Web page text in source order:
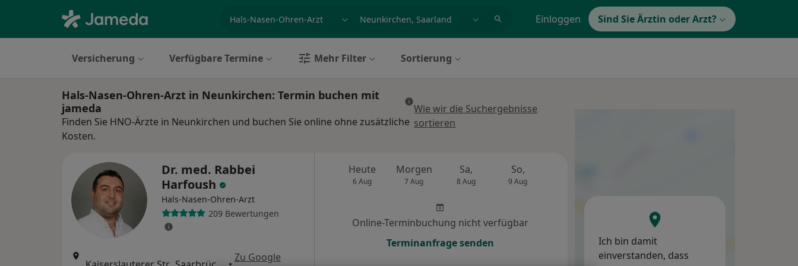
Einloggen Sind Sie Ärztin oder Arzt?
Versicherung Verfügbare Termine Mehr Filter Sortierung
Hals-Nasen-Ohren-Arzt in Neunkirchen: Termin buchen mit
jameda
Finden Sie HNO-Ärzte in Neunkirchen und buchen Sie online ohne zusätzliche
Kosten.
Wie wir die Suchergebnisse
sortieren
Dr. med. Rabbei
Harfoush
Hals-Nasen-Ohren-Arzt
209 Bewertungen
Zu Google
Heute
6 Aug
Morgen
7 Aug
Sa,
8 Aug
So,
9 Aug
Online-Terminbuchung nicht verfügbar
Terminanfrage senden
Ich bin damit
einverstanden, dass